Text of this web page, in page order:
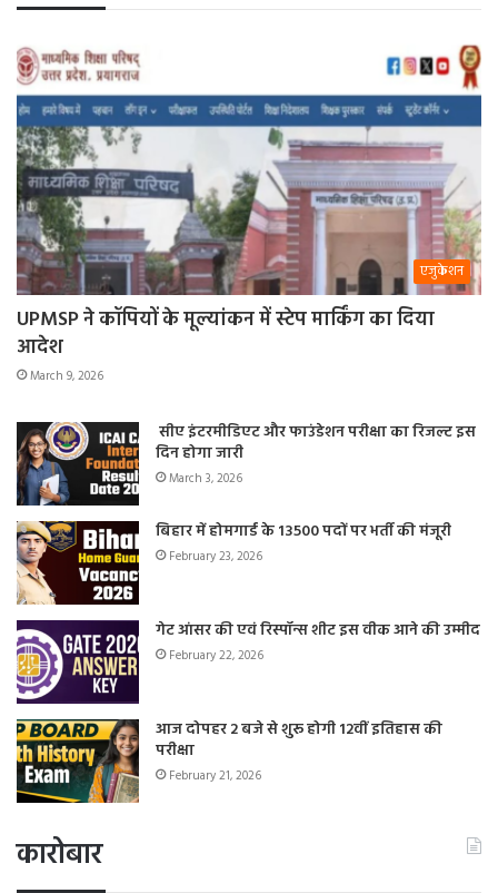
एजुकेशन
UPMSP ने कॉपियों के मूल्यांकन में स्टेप मार्किंग का दिया
आदेश
March 9, 2026
सीए इंटरमीडिएट और फाउंडेशन परीक्षा का रिजल्ट इस
दिन होगा जारी
March 3, 2026
बिहार में होमगार्ड के 13500 पदों पर भर्ती की मंजूरी
February 23, 2026
गेट आंसर की एवं रिस्पॉन्स शीट इस वीक आने की उम्मीद
February 22, 2026
आज दोपहर 2 बजे से शुरू होगी 12वीं इतिहास की
परीक्षा
February 21, 2026
कारोबार